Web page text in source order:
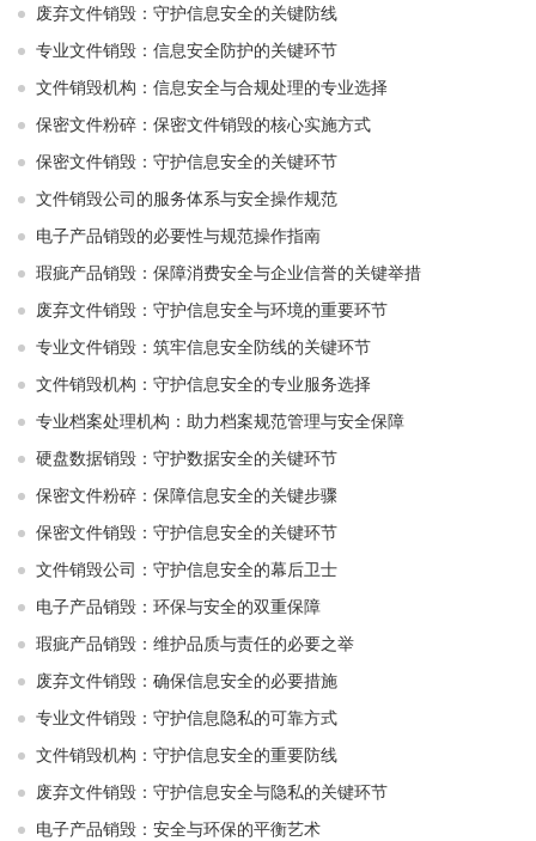
废弃文件销毁：守护信息安全的关键防线
专业文件销毁：信息安全防护的关键环节
文件销毁机构：信息安全与合规处理的专业选择
保密文件粉碎：保密文件销毁的核心实施方式
保密文件销毁：守护信息安全的关键环节
文件销毁公司的服务体系与安全操作规范
电子产品销毁的必要性与规范操作指南
瑕疵产品销毁：保障消费安全与企业信誉的关键举措
废弃文件销毁：守护信息安全与环境的重要环节
专业文件销毁：筑牢信息安全防线的关键环节
文件销毁机构：守护信息安全的专业服务选择
专业档案处理机构：助力档案规范管理与安全保障
硬盘数据销毁：守护数据安全的关键环节
保密文件粉碎：保障信息安全的关键步骤
保密文件销毁：守护信息安全的关键环节
文件销毁公司：守护信息安全的幕后卫士
电子产品销毁：环保与安全的双重保障
瑕疵产品销毁：维护品质与责任的必要之举
废弃文件销毁：确保信息安全的必要措施
专业文件销毁：守护信息隐私的可靠方式
文件销毁机构：守护信息安全的重要防线
废弃文件销毁：守护信息安全与隐私的关键环节
电子产品销毁：安全与环保的平衡艺术